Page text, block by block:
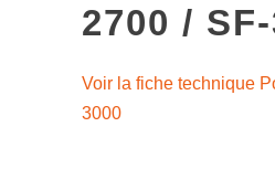
2700 /
Voir la fiche technique
3000